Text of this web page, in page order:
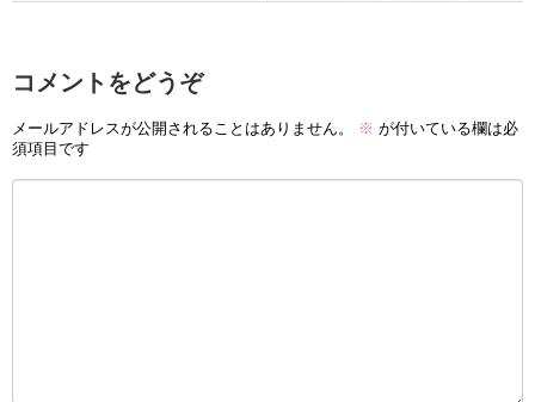
コメントをどうぞ
メールアドレスが公開されることはありません。 ※ が付いている欄は必
須項目です